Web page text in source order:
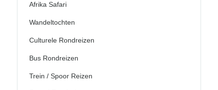
Afrika Safari
Wandeltochten
Culturele Rondreizen
Bus Rondreizen
Trein / Spoor Reizen